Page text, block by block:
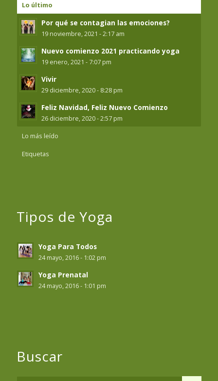
Lo último
Por qué se contagian las emociones?
19 noviembre, 2021 - 2:17 am
Nuevo comienzo 2021 practicando yoga
19 enero, 2021 - 7:07 pm
Vivir
29 diciembre, 2020 - 8:28 pm
Feliz Navidad, Feliz Nuevo Comienzo
26 diciembre, 2020 - 2:57 pm
Lo más leído
Etiquetas
Tipos de Yoga
Yoga Para Todos
24 mayo, 2016 - 1:02 pm
Yoga Prenatal
24 mayo, 2016 - 1:01 pm
Buscar